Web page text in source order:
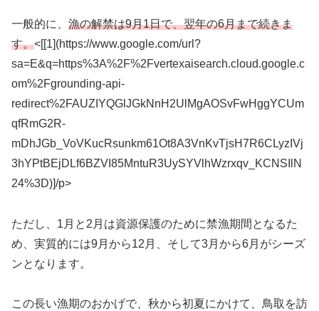
一般的に、 漁の解禁は9月1日で、翌年の6月まで続きま
す。<[[1](https://www.google.com/url?
sa=E&q=https%3A%2F%2Fvertexaisearch.cloud.google.c
om%2Fgrounding-api-
redirect%2FAUZIYQGlJGkNnH2UlMgAOSvFwHggYCUm
qfRmG2R-
mDhJGb_VoVKucRsunkm61Ot8A3VnKvTjsH7R6CLyzIVj
3hYPtBEjDLf6BZVI85MntuR3UySYVlhWzrxqv_KCNSIlN
24%3D)]/p>
ただし、1月と2月は資源保護のために禁漁期間となるた
め、実質的には9月から12月、そして3月から6月がシーズ
ンとなります。
この長い漁期のおかげで、秋から初夏にかけて、鳥取を訪